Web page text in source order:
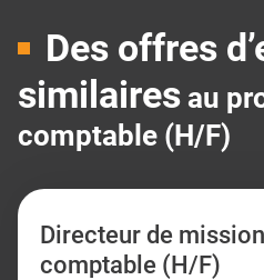
Des offres
similaires au
comptable (H/F)
Directeur de
comptable (H/F)